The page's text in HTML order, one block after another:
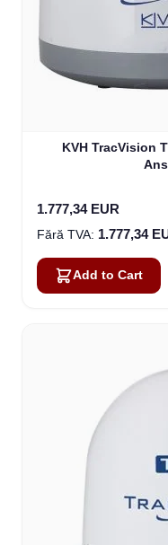
KVH TracVision
1.777,34 EUR
1.777,34
Add to Cart